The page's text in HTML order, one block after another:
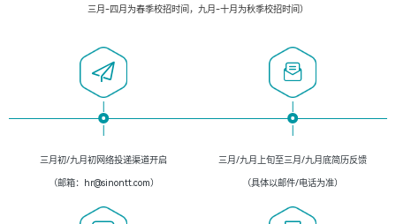
三月-四月为春季校招时间，九月-十月为秋季校招时间）
三月初/九月初网络投递渠道开启
（邮箱：hr@sinontt.com）
三月/九月上旬至三月/九月底简历反馈
（具体以邮件/电话为准）